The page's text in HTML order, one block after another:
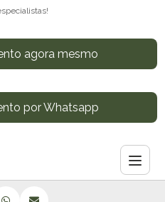
agora mesmo
por Whatsapp